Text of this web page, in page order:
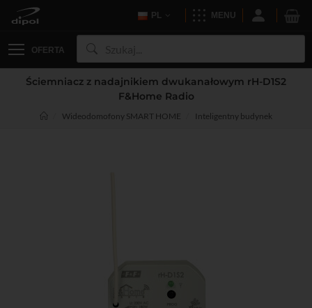
PL MENU
OFERTA
Ściemniacz z nadajnikiem dwukanałowym rH-D1S2
F&Home Radio
Wideodomofony SMART HOME Inteligentny budynek